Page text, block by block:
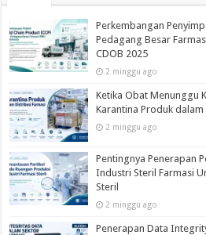
Perkembangan
Pedagang Besar
CDOB 2025
2 minggu ago
Ketika Obat Menunggu
Karantina Produk
2 minggu ago
Pentingnya Penerapan
Industri Steril Farmasi
Steril
2 minggu ago
Penerapan Data